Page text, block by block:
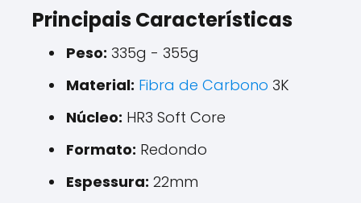
Principais Características
Peso: 335g - 355g
Material: Fibra de Carbono 3K
Núcleo: HR3 Soft Core
Formato: Redondo
Espessura: 22mm